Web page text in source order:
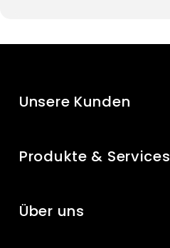
Unsere Kunden
Produkte & Services
Über uns